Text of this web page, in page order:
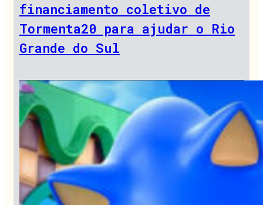
financiamento coletivo de
Tormenta20 para ajudar o Rio
Grande do Sul